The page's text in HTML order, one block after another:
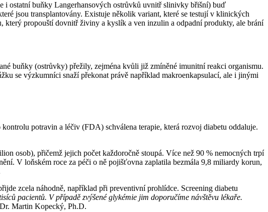
i ostatní buňky Langerhansových ostrůvků uvnitř slinivky břišní) buď
jsou transplantovány. Existuje několik variant, které se testují v klinických
který propouští dovnitř živiny a kyslík a ven inzulin a odpadní produkty, ale brání
buňky (ostrůvky) přežily, zejména kvůli již zmíněné imunitní reakci organismu.
se výzkumníci snaží překonat právě například makroenkapsulací, ale i jinými
potravin a léčiv (FDA) schválena terapie, která rozvoj diabetu oddaluje.
osob), přičemž jejich počet každoročně stoupá. Více než 90 % nemocných trpí
V loňském roce za péči o ně pojišťovna zaplatila bezmála 9,8 miliardy korun,
zcela náhodně, například při preventivní prohlídce. Screening diabetu
pacientů. V případě zvýšené glykémie jim doporučíme návštěvu lékaře.
Martin Kopecký, Ph.D.